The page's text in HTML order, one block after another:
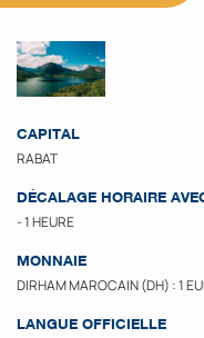
CAPITAL
RABAT
DÉCALAGE HORAIRE
- 1 HEURE
MONNAIE
DIRHAM MAROCAIN (DH) : 1
LANGUE OFFICIELLE